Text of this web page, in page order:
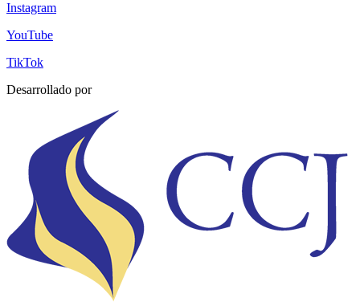
Instagram
YouTube
TikTok
Desarrollado por